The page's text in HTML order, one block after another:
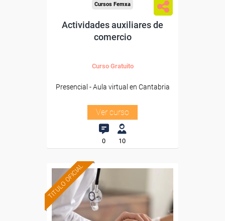
Cursos Femxa
Actividades auxiliares de
comercio
Curso Gratuito
Presencial - Aula virtual en Cantabria
Ver curso
0 10
TITULO OFICIAL Formación 100%
subvencionada.